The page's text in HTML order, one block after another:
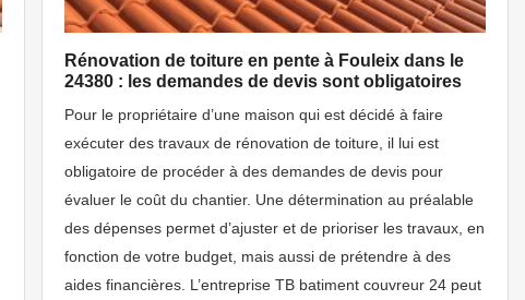
Rénovation de toiture en pente à Fouleix dans le
24380 : les demandes de devis sont obligatoires
Pour le propriétaire d’une maison qui est décidé à faire
exécuter des travaux de rénovation de toiture, il lui est
obligatoire de procéder à des demandes de devis pour
évaluer le coût du chantier. Une détermination au préalable
des dépenses permet d’ajuster et de prioriser les travaux, en
fonction de votre budget, mais aussi de prétendre à des
aides financières. L’entreprise TB batiment couvreur 24 peut